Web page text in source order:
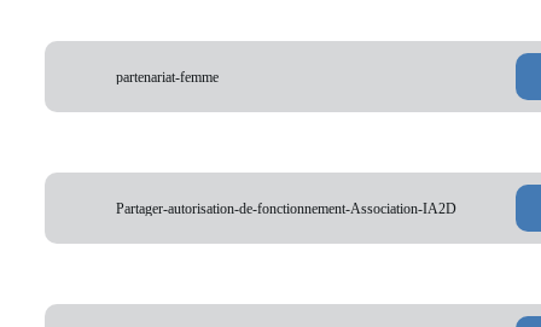
partenariat-femme
Partager-autorisation-de-fonctionnement-Association-IA2D